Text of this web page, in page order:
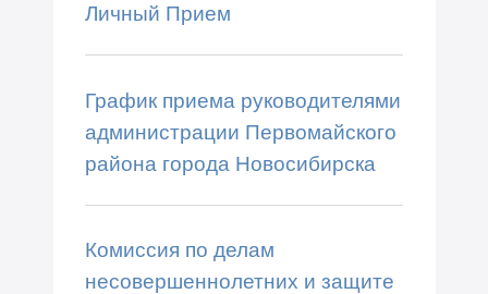
Личный Прием
График приема руководителями
администрации Первомайского
района города Новосибирска
Комиссия по делам
несовершеннолетних и защите